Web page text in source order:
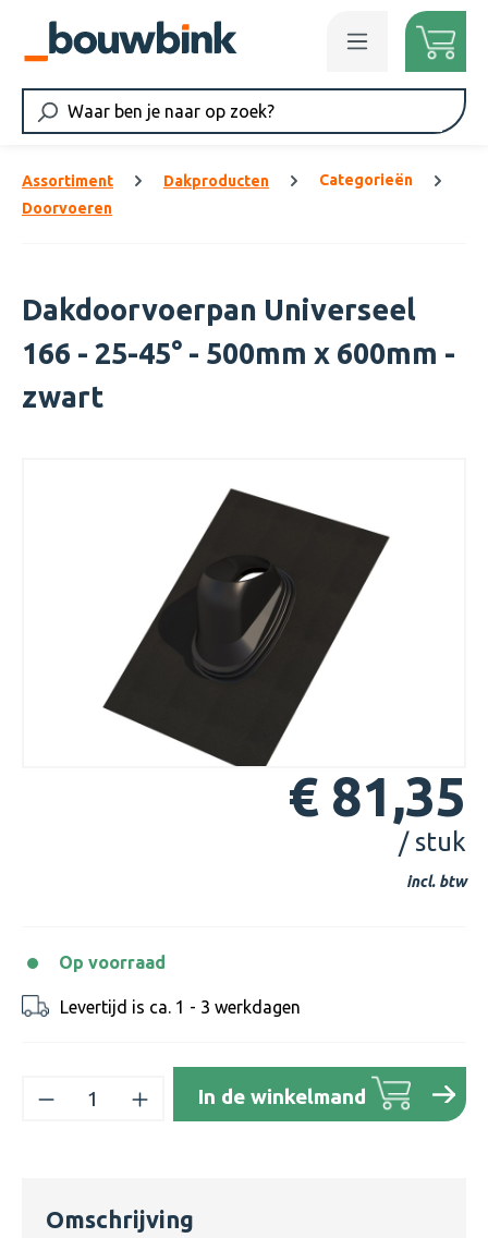
Ga naar de hoofdinhoud
Assortiment Dakproducten
Categorieën
Doorvoeren
Dakdoorvoerpan Universeel
166 - 25-45° - 500mm x 600mm -
zwart
€ 81,35
/ stuk
incl. btw
Op voorraad
Levertijd is ca. 1 - 3 werkdagen
Producthoeveelheid: Voer de
In de winkelmand
Omschrijving